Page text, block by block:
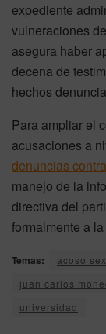
expediente
vulneraciones
asegura haber
decena de
hechos
Para ampliar el
acusaciones a
denuncias
manejo de la
directiva del
formalmente a
Temas: acoso
juan carlos
universidad